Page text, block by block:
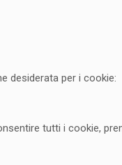
desiderata per i cookie:
tutti i cookie,